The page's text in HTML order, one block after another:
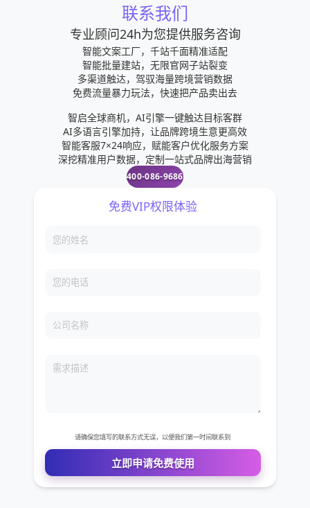
联系我们
专业顾问24h为您提供服务咨询
智能文案工厂，千站千面精准适配
智能批量建站，无限官网子站裂变
多渠道触达，驾驭海量跨境营销数据
免费流量暴力玩法，快速把产品卖出去
智启全球商机，AI引擎一键触达目标客群
AI多语言引擎加持，让品牌跨境生意更高效
智能客服7×24响应，赋能客户优化服务方案
深挖精准用户数据，定制一站式品牌出海营销
400-086-9686
您的姓名
您的电话